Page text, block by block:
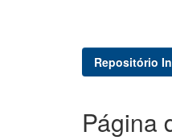
Repositório
Página